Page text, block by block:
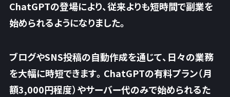
ChatGPTの登場により、従来よりも短時間で副業を
始められるようになりました。
ブログやSNS投稿の自動作成を通じて、日々の業務
を大幅に時短できます。ChatGPTの有料プラン（月
額3,000円程度）やサーバー代のみで始められるた